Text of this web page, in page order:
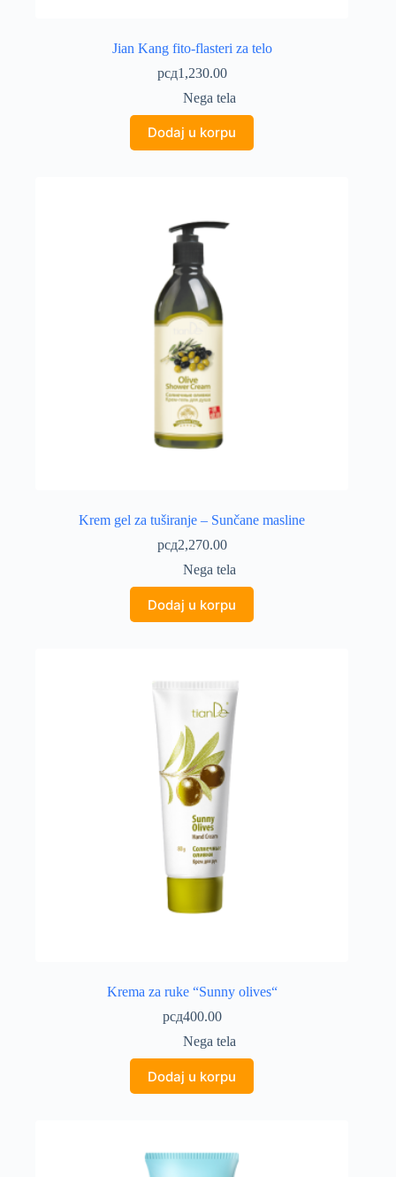
Jian Kang fito-flasteri za telo
рсд1,230.00
Nega tela
Dodaj u korpu
Krem gel za tuširanje – Sunčane masline
рсд2,270.00
Nega tela
Dodaj u korpu
Krema za ruke “Sunny olives“
рсд400.00
Nega tela
Dodaj u korpu